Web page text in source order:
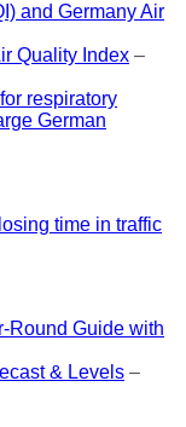
and Germany Air
Quality Index –
respiratory
German
time in traffic
Round Guide with
& Levels –